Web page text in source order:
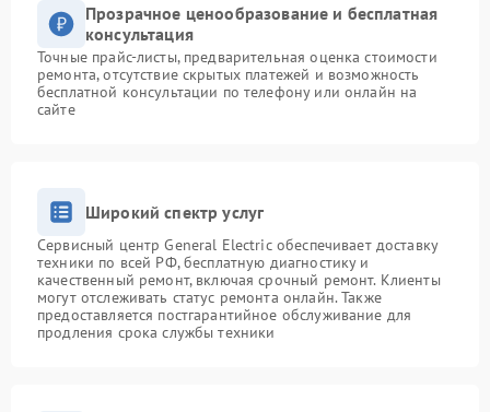
Прозрачное ценообразование и бесплатная
консультация
Точные прайс-листы, предварительная оценка стоимости
ремонта, отсутствие скрытых платежей и возможность
бесплатной консультации по телефону или онлайн на
сайте
Широкий спектр услуг
Сервисный центр General Electric обеспечивает доставку
техники по всей РФ, бесплатную диагностику и
качественный ремонт, включая срочный ремонт. Клиенты
могут отслеживать статус ремонта онлайн. Также
предоставляется постгарантийное обслуживание для
продления срока службы техники